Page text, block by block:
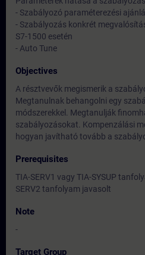
- Szabályozó paraméterezési
- Szabályozás konkrét
S7-1500 esetén
- Auto Tune
Objectives
A résztvevők megismerik a
Megtanulnak behangolni egy
módszerekkel. Megtanulják
szabályozásokat. Kompenzálási
hogyan javítható tovább a
Prerequisites
TIA-SERV1 vagy TIA-SYSUP
SERV2 tanfolyam javasolt
Note
-
Target Group